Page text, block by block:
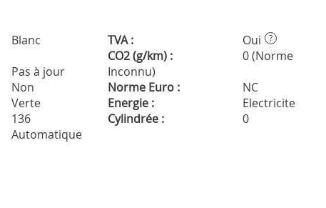
Blanc TVA : Oui ?
Pas à jour
CO2 (g/km) :
0 (Norme
Inconnu)
Non Norme Euro :
NC
Verte Energie :
Electricite
136 Cylindrée :
0
Automatique